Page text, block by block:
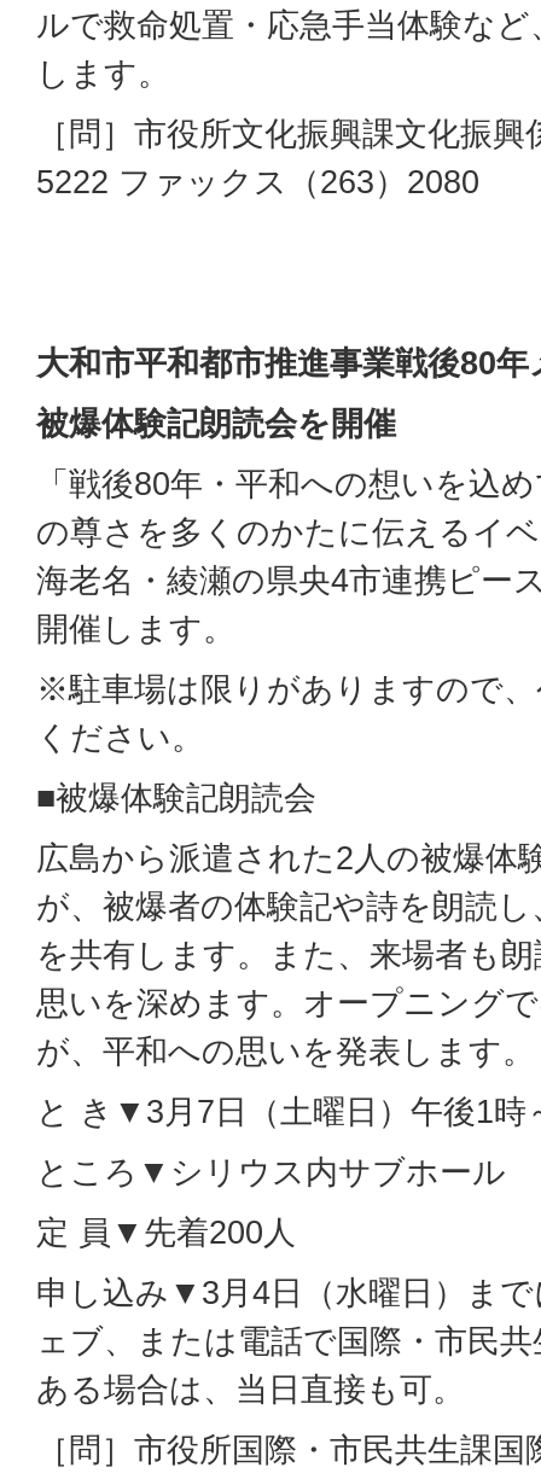
ルで救命処置・応急手当体験な
します。
［問］市役所文化振興課文化振
5222 ファックス（263）2080
大和市平和都市推進事業戦後80
被爆体験記朗読会を開催
「戦後80年・平和への想いを込
の尊さを多くのかたに伝えるイ
海老名・綾瀬の県央4市連携ピー
開催します。
※駐車場は限りがありますので
ください。
■被爆体験記朗読会
広島から派遣された2人の被爆体
が、被爆者の体験記や詩を朗読
を共有します。また、来場者も
思いを深めます。オープニング
が、平和への思いを発表します。
と き▼3月7日（土曜日）午後1時
ところ▼シリウス内サブホール
定 員▼先着200人
申し込み▼3月4日（水曜日）ま
ェブ、または電話で国際・市民
ある場合は、当日直接も可。
［問］市役所国際・市民共生課